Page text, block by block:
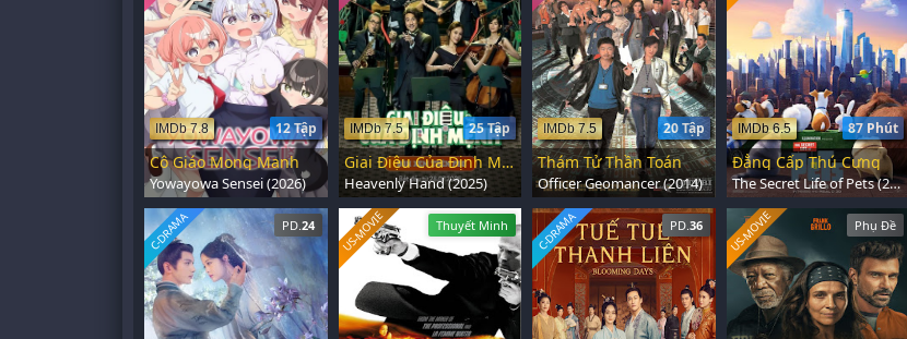
12 Tập
IMDb 7.8
Cô Giáo Mong Manh
Yowayowa Sensei (2026)
25 Tập
IMDb 7.5
Giai Điệu Của Định Mệnh
Heavenly Hand (2025)
20 Tập
IMDb 7.5
Thám Tử Thần Toán
Officer Geomancer (2014)
87 Phút
IMDb 6.5
Đẳng Cấp Thú Cưng
The Secret Life of Pets (2016)
PD. 24
C-DRAMA Thuyết Minh
US-MOVIE PD. 36
C-DRAMA Phụ Đề
US-MOVIE